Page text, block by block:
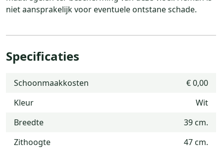
niet aansprakelijk voor eventuele ontstane schade.
Specificaties
Schoonmaakkosten
€ 0,00
Kleur
Wit
Breedte
39 cm.
Zithoogte
47 cm.